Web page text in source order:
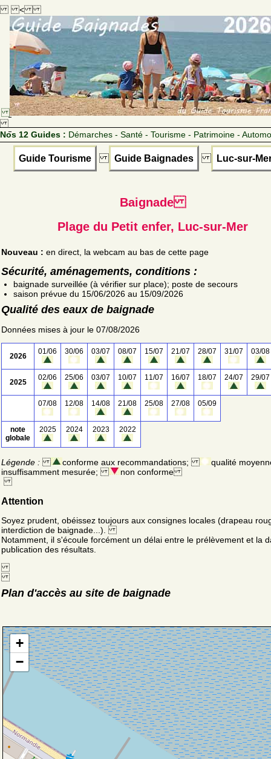
<
Nos 12 Guides : Démarches - Santé - Tourisme - Patrimoine -
Guide Tourisme Guide Baignades Luc-sur-
Baignade
Plage du Petit enfer, Luc-sur-Mer
Nouveau : en direct, la webcam au bas de cette page
Sécurité, aménagements, conditions :
baignade surveillée (à vérifier sur place); poste de secours
saison prévue du 15/06/2026 au 15/09/2026
Qualité des eaux de baignade
Données mises à jour le 07/08/2026
2026
01/06 30/06 03/07 08/07 15/07 21/07 28/07 31/07 03/08
2025
02/06 25/06 03/07 10/07 11/07 16/07 18/07 24/07 29/07
07/08 12/08 14/08 21/08 25/08 27/08 05/09
note
globale
2025 2024 2023 2022
Légende : conforme aux recommandations;
qualité
insuffisamment mesurée;
non conforme
Attention
Soyez prudent, obéissez toujours aux consignes locales (drapeau
interdiction de baignade...).
Notamment, il s'écoule forcément un délai entre le prélèvement et la
publication des résultats.
Plan d'accès au site de baignade
+
−